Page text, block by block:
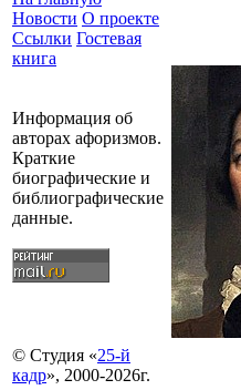
Новости О проекте
Ссылки Гостевая
книга
Информация об
авторах афоризмов.
Краткие
биографические и
библиографические
данные.
© Студия «25-й
кадр», 2000-2026г.